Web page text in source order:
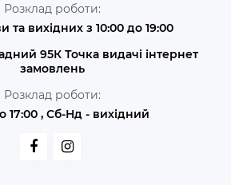
Розклад роботи:
та вихідних з 10:00 до 19:00
замовлень
Розклад роботи:
17:00 , Сб-Нд - вихідний